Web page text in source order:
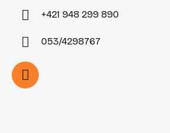
+421 948 299 890
053/4298767